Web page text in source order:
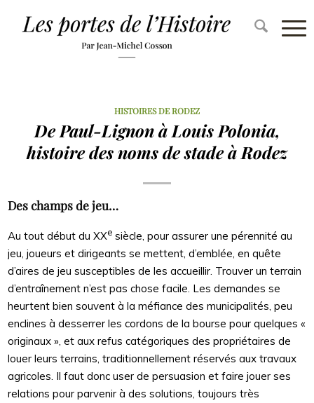
HISTOIRES DE RODEZ
De Paul-Lignon à Louis Polonia,
histoire des noms de stade à Rodez
Des champs de jeu…
Au tout début du XXe siècle, pour assurer une pérennité au
jeu, joueurs et dirigeants se mettent, d’emblée, en quête
d’aires de jeu susceptibles de les accueillir. Trouver un terrain
d’entraînement n’est pas chose facile. Les demandes se
heurtent bien souvent à la méfiance des municipalités, peu
enclines à desserrer les cordons de la bourse pour quelques «
originaux », et aux refus catégoriques des propriétaires de
louer leurs terrains, traditionnellement réservés aux travaux
agricoles. Il faut donc user de persuasion et faire jouer ses
relations pour parvenir à des solutions, toujours très